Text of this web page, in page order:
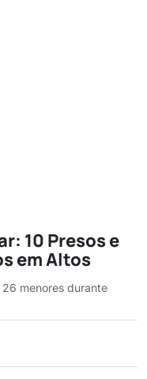
10 Presos e
em Altos
menores durante